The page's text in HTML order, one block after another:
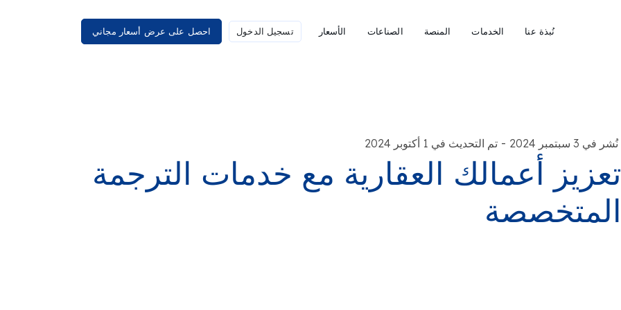
نُبذة عنا الخدمات المنصة الصناعات الأسعار تسجيل الدخول احصل على عرض أسعار مجاني
نُشر في 3 سبتمبر 2024 - تم التحديث في 1 أكتوبر 2024
تعزيز أعمالك العقارية مع خدمات الترجمة
المتخصصة